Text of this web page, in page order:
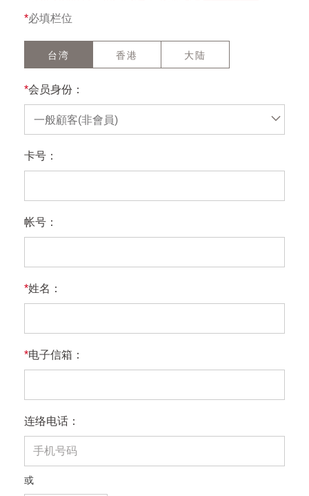
*必填栏位
台湾 香港 大陆
*会员身份：
一般顧客(非會員)
卡号：
帐号：
*姓名：
*电子信箱：
连络电话：
或